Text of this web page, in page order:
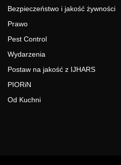
Bezpieczeństwo i jakość żywności
Prawo
Pest Control
Wydarzenia
Postaw na jakość z IJHARS
PIORiN
Od Kuchni